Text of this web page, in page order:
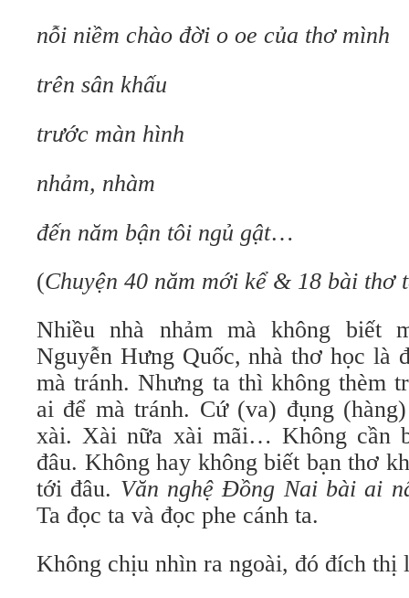
nỗi niềm chào đời o oe của thơ mình
trên sân khấu
trước màn hình
nhảm, nhàm
đến năm bận tôi ngủ gật…
(Chuyện 40 năm mới kể & 18 bài thơ
Nhiều nhà nhảm mà không biết
Nguyễn Hưng Quốc, nhà thơ học là
mà tránh. Nhưng ta thì không thèm
ai để mà tránh. Cứ (va) đụng
xài. Xài nữa xài mãi… Không cần
đâu. Không hay không biết bạn thơ
tới đâu. Văn nghệ Đồng Nai bài ai
Ta đọc ta và đọc phe cánh ta.
Không chịu nhìn ra ngoài, đó đích thị